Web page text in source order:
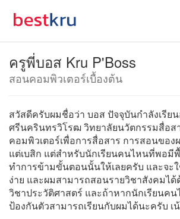
ครูพี่บอส Kru P'Boss
สอนคอมพิวเตอร์เบื้องต้น
สวัสดีครับผมชื่อว่า บอส ปัจจุบันกำลังเรีย
ศรีนครินทรวิโรฒ วิทยาลัยนวัตกรรมสื่อส
คอมพิวเตอร์เพื่อการสื่อสาร การสอนขอ
แต่เบสิก แต่สำหรับนักเรียนคนไหนที่พอมี
ทำการข้ามขั้นตอนนั้นให้เลยครับ และจะ
ง่าย และผมสามารถสอนรายวิชาสังคมได้
วิชาประวัติศาสตร์ และถ้าหากนักเรียนคน
ป้องกันตัวสามารถเรียนกับผมได้นะครับ เ